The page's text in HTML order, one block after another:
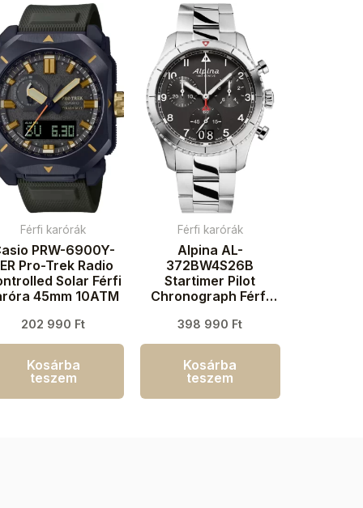
Férfi karórák
PRW-6900Y-
Pro-Trek Radio
Solar Férfi
45mm 10ATM
202 990 Ft
Kosárba
teszem
Férfi karórák
Alpina AL-
372BW4S26B
Startimer Pilot
Chronograph Férfi
398 990 Ft
Kosárba
teszem